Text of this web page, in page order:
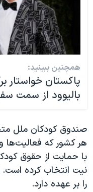
همچنین ببینید:
پاکستان خواستار
بالیوود از سمت
صندوق کودکان ملل
هر کشور که فعالیت‌‌ها
با حمایت از حقوق
نیت انتخاب کرده است.
را بر عهده دارد.